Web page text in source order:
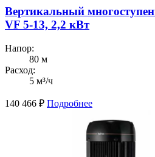
Вертикальный
VF 5-13, 2,2 кВт
Напор:
80 м
Расход:
5 м³/ч
140 466 ₽ Подробнее